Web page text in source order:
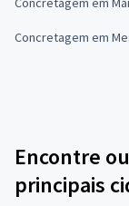
Concretagem em
Encontre
principais